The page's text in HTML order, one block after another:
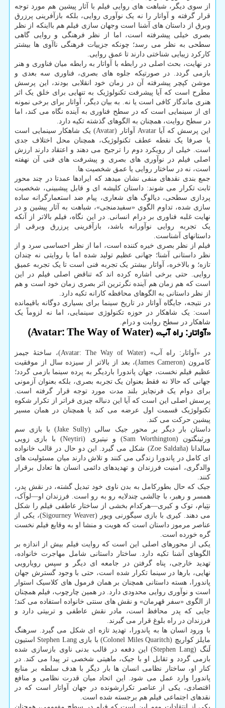
از سوی دیگر، شباهت های روایی فیلم با آثار پیشین هم مورد توجه
قرار گرفته و آواتار را نه یک نوآوری روایی، بلکه بازآفرینی پرزرق
وبرق از داستان های آشنا است وجهان سازی فیلم هم بااینکه از نظر
بصری خیلی پیشرفته است، اما از نظر فرهنگی و روایی گاهی
سطحی به نظر می رسد؛ چونکه جزییات فرهنگی ناآوی ها بیشتر
کارکرد زیبایی شناختی دارند تا عمق روایی.
در نهایت، بحث اصلی در رابطه با آواتار به رابطه میان فناوری و هنر
بازمی گردد. در صورتیکه جلوه های بصری، فناوری سه بعدی و
موشن کپچر پیشرفته آن در زمان خود انقلابی بودند، این پرسش
مطرح است که آیا پیشرفت تکنولوژیک به تنهایی برای خلق یک اثر
هنری ماندگار کافی است یا نه. به بیان دیگر، آواتار برای برخی نمونه
ای از سینمایی است که در سطح فناوری به آینده نگاه می کند، اما
در سطح روایت، همچنان به الگوهای گذشته تکیه دارد.
این پرسش که آیا Avatar آواتار (Avatar) یک شاهکار سینمایی است
یا صرفا یک نقطه عطف تکنولوژیک، همچنان محل اختلاف جدی
است. خیلی از رویکرد دوم را ترجیح می دهند و اعتقاد دارند ارزش
اصلی فیلم در نوآوری های بصری و پیشرفت های فنی آن نهفته
است، نه در ساختار روایی یا عمق شخصیت ها.
جمع بندی نقدهای منفی نشان میدهد که ایرادها عمدتا در چند محور
ثابت تکرار می شوند: داستان کلیشه ای و قابل پیشبینی، شخصیت
پردازی سطحی، دیالوگ های شعاری، پیام ضد استعمارگرانه ساده
سازی شده، تداوم الگوی «سفیدمنجی»، شباهت به آثار پیشین و در
نهایت غلبه فناوری بر درام انسانی. در این نگاه، فیلم بالاتر از آنکه
یک تجربه روایی نوآورانه باشد، بازآفرینی پرزرق وبرقی از
داستانهای آشناست.
فیلم از نظر بصری خیره کننده است، اما از نظر احساسی سرد و از
نظر داستانی آشنا؛ جهانی عظیم تولید شده اما با روایتی نه چندان
تازه؛ و بالاخره، آواتار بیشتر یک تجربه فنی است تا یک تجربه عمیق
روایی. حتی برخی اشاره کرده اند که تناقض اصلی فیلم در این
است که هم زمان هم آینده نگرترین اثر بصری زمان خود است و هم
از نظر داستانی به الگوهای محافظه کارانه تکیه دارد.
در نتیجه، جایگاه آواتار در تاریخ سینما برای بسیاری دوگانه باقیمانده
است: یک شاهکار در حوزه تکنولوژی سینمایی، اما نه لزوماً یک
شاهکار در سطح روایت و درام.
«آواتار: راه آب» (Avatar: The Way of Water)
در «آواتار: راه آب» (Avatar: The Way of Water)، ساختهٔ جیمز
کامرون (James Cameron)، بعد از بالاتر از سیزده سال از موفقیت
عظیم فیلم نخست، جهان پاندورا باردیگر به پرده سینما بازمی گردد؛
جهانی که حالا نه فقط بعنوان یک تجربه بصری، بلکه بعنوان آزمونی
برای دوام یک فرنچایز بلند مدت مورد توجه قرار گرفته است.
پرسش اصلی این است که آیا این دنباله چیزی فراتر از تکرار شکوه
تکنولوژیک قسمت اول عرضه می کند یا همچنان در همان مسیر
پیشین حرکت می کند.
داستان بار دیگر بر محور جیک سالی (Jake Sully) با بازی سم
ورثینگتون (Sam Worthington) و نیتیری (Neytiri) با بازی زویی
سالدانا (Zoe Saldaña) شکل می گیرد. این دو حال در قالب خانواده
ای کامل در پاندورا زندگی می کنند و تلاش دارند میان مسئولیت های
والدگری، امنیت فرزندان و تهدیدهای دائمی انسان ها تعادل برقرار
کنند.
جیک که حال بطورکامل به بدن ناوی خود تبدیل گشته، در نقش پدر،
همسر و رهبر، با چالشی چندلایه رو به رو است. فرزندان او—لوآک،
نتِیام، توک و کیری—هرکدام بخشی از ساختار عاطفی فیلم را شکل
می دهند. کیری با بازی سیگورنی ویور (Sigourney Weaver)، یکی از
عناصر مرموز داستان است که هویت و منشا او به وقایع فیلم نخست
گره خورده است.
یکی از محورهای اصلی این است که روایت فیلم بیش از اندازه بر
الگوهای آشنا تکیه دارد. ساختار داستانی شامل مهاجرت خانواده،
تهدید خارجی، پناه گرفتن در جامعه ای دیگر و سپس رویارویی
نهایی، بارها در سینما تکرار شده است، حتی با وجود گسترش جهان
پاندورا، هسته داستانی همچنان بر همان فرمول های کلاسیک استوار
است و نوآوری روایی محدودی دارد. در همین چارچوب، فیلم همچنان
از الگوی «سفر قهرمان» و نقش های سنتی خانواده استفاده می کند؛
جایی که پدر محافظ است، مادر نقش عاطفی و تربیتی دارد و
فرزندان در راه بلوغ قرار می گیرند.
با ورود انسان ها به پاندورا، تهدید تازه ای شکل می گیرد. سرهنگ
مایلز کواریچ (Colonel Miles Quaritch) با بازی Stephen Lang استیون
لَنگ (Stephen Lang) این دفعه در قالب بدنی ناوی بازسازی شده
بازمی گردد و تقابل او با جیک، ماهیتی شخصی تر پیدا می کند. در
کنار او، ساختار نظامی انسان ها بار دیگر با هدف سلطه بر منابع
پاندورا وارد عمل می شود. این اتحاد میان قدرت نظامی و منافع
اقتصادی، یکی از عناصر تکرارشونده در جهان آواتار است که در
نقدهای اجتماعی فیلم هم برجسته شده است.